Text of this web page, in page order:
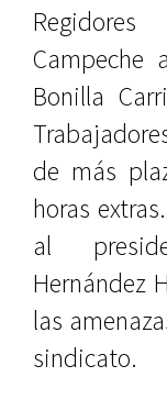
Campeche
Bonilla
de más
horas
al
Hernández
las
sindicato.